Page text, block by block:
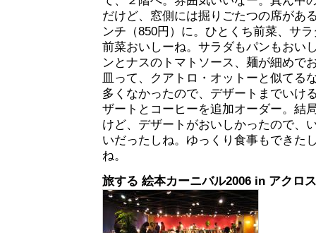
だけど、窓側には掘りごたつの席があ
ンチ（850円）に。ひとくち前菜、サ
前菜おいしーね。サラダもパンもおい
ンとナスのトマトソース、麺が細めで
皿って、クアトロ・オットーと似てる
多くなかったので、デザートまでいけ
ザートとコーヒーを追加オーダー。結
けど、デザートがおいしかったので、
いだったしね。ゆっくり食事もできた
ね。
旅する 絵本カーニバル2006 in アクロス